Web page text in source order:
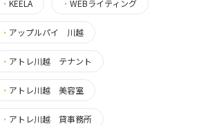
・ KEELA ・ WEBライティング
・ アップルパイ 川越
・ アトレ川越 テナント
・ アトレ川越 美容室
・ アトレ川越 貸事務所